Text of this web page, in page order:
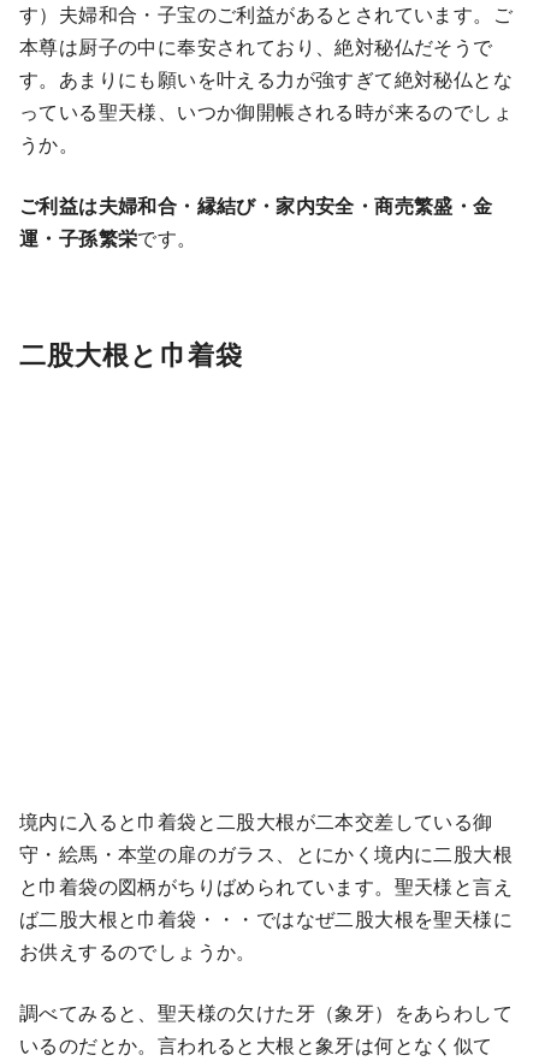
す）夫婦和合・子宝のご利益があるとされています。ご
本尊は厨子の中に奉安されており、絶対秘仏だそうで
す。あまりにも願いを叶える力が強すぎて絶対秘仏とな
っている聖天様、いつか御開帳される時が来るのでしょ
うか。
ご利益は夫婦和合・縁結び・家内安全・商売繁盛・金
運・子孫繁栄です。
二股大根と巾着袋
境内に入ると巾着袋と二股大根が二本交差している御
守・絵馬・本堂の扉のガラス、とにかく境内に二股大根
と巾着袋の図柄がちりばめられています。聖天様と言え
ば二股大根と巾着袋・・・ではなぜ二股大根を聖天様に
お供えするのでしょうか。
調べてみると、聖天様の欠けた牙（象牙）をあらわして
いるのだとか。言われると大根と象牙は何となく似て